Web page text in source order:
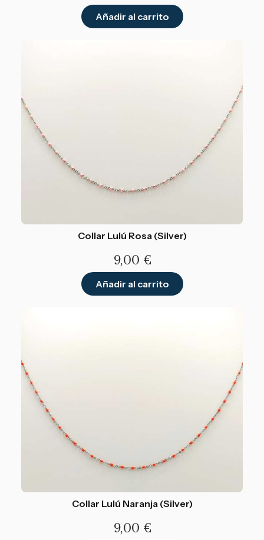
Añadir al carrito
Collar Lulú Rosa (Silver)
9,00 €
Añadir al carrito
Collar Lulú Naranja (Silver)
9,00 €